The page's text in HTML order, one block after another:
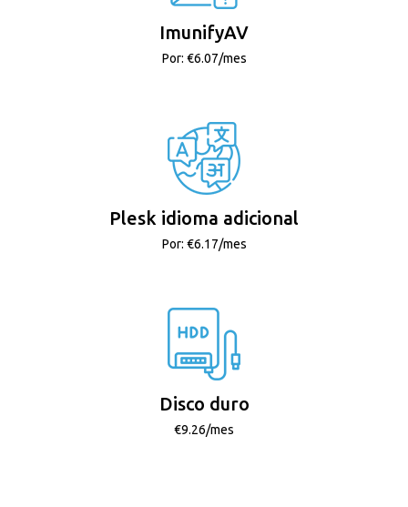
ImunifyAV
Por: €6.07/mes
Plesk idioma adicional
Por: €6.17/mes
Disco duro
€9.26/mes